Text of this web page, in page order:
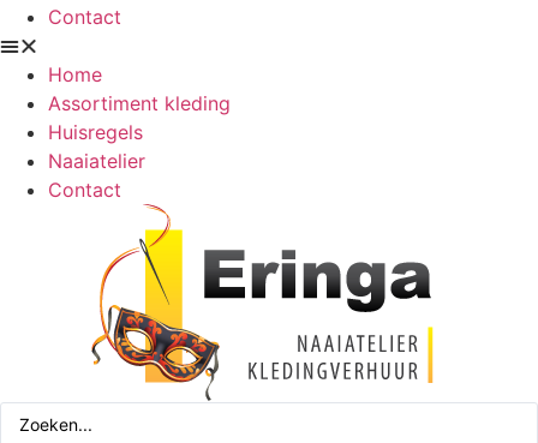
Contact
Home
Assortiment kleding
Huisregels
Naaiatelier
Contact
Search